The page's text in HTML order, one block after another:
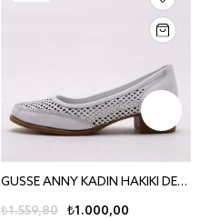
GUSSE ANNY KADIN HAKIKI DERI AYAKKABI 420
₺1.000,00
₺1.559,80